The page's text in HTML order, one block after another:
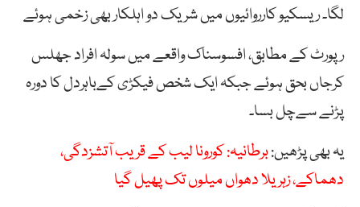
لگا۔ ریسکیو کارروائیوں میں شریک دو اہلکار بھی زخمی ہوئے
رپورٹ کے مطابق، افسوسناک واقعے میں سولہ افراد جھلس
کرجاں بحق ہوئے جبکہ ایک شخص فیکڑی کےباہردل کا دورہ
پڑنے سےچل بسا۔
یہ بھی پڑھیں:برطانیہ: کورونا لیب کے قریب آتشزدگی،
دھماکے، زہریلا دھواں میلوں تک پھیل گیا